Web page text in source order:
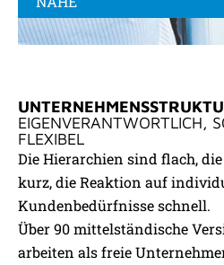
EIGENVERANTWORTLICH,
FLEXIBEL
Die Hierarchien sind flach,
kurz, die Reaktion auf
Kundenbedürfnisse schnell.
Über 90 mittelständische
arbeiten als freie